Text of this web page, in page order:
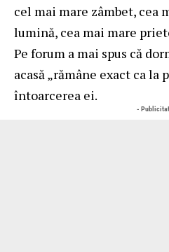
cel mai mare zâmbet, cea
lumină, cea mai mare
Pe forum a mai spus că
acasă „rămâne exact ca la
întoarcerea ei.
-